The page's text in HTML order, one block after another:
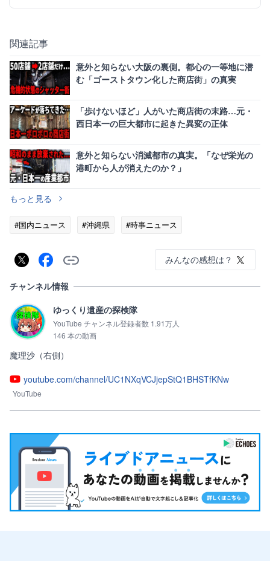
関連記事
意外と知らない大阪の裏側。都心の一等地に潜
む「ゴーストタウン化した商店街」の真実
「歩けないほど」人がいた商店街の末路…元・
西日本一の巨大都市に起きた異変の正体
意外と知らない消滅都市の真実。「なぜ栄光の
港町から人が消えたのか？」
もっと見る
#国内ニュース #沖縄県 #時事ニュース
みんなの感想は？
チャンネル情報
ゆっくり遺産の探検隊
YouTube チャンネル登録者数 1.91万人
146 本の動画
youtube.com/channel/UC1NXqVCJjepStQ1BHSTfKNw
YouTube